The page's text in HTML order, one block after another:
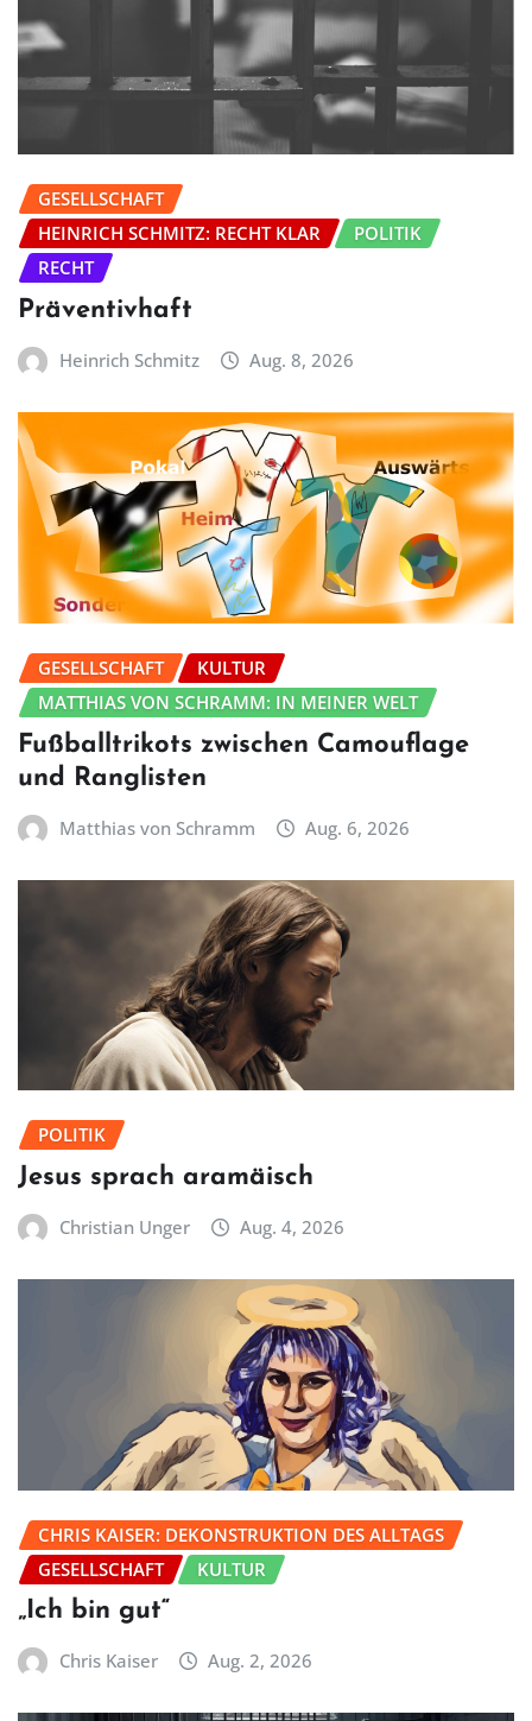
GESELLSCHAFT
HEINRICH SCHMITZ: RECHT KLAR
POLITIK
RECHT
Präventivhaft
Heinrich Schmitz Aug. 8, 2026
GESELLSCHAFT
KULTUR
MATTHIAS VON SCHRAMM: IN MEINER WELT
Fußballtrikots zwischen Camouflage
und Ranglisten
Matthias von Schramm Aug. 6, 2026
POLITIK
Jesus sprach aramäisch
Christian Unger Aug. 4, 2026
CHRIS KAISER: DEKONSTRUKTION DES ALLTAGS
GESELLSCHAFT
KULTUR
„Ich bin gut“
Chris Kaiser Aug. 2, 2026